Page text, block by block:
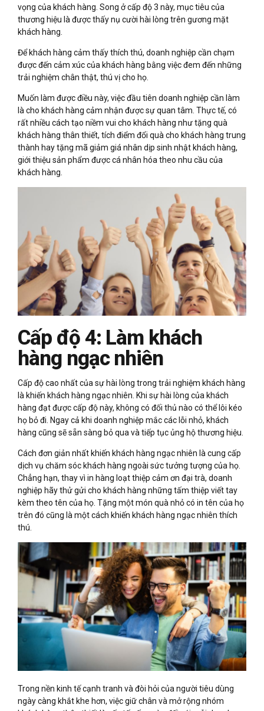
vọng của khách hàng. Song ở cấp độ 3 này, mục tiêu của
thương hiệu là được thấy nụ cười hài lòng trên gương mặt
khách hàng.
Để khách hàng cảm thấy thích thú, doanh nghiệp cần chạm
được đến cảm xúc của khách hàng bằng việc đem đến những
trải nghiệm chân thật, thú vị cho họ.
Muốn làm được điều này, việc đầu tiên doanh nghiệp cần làm
là cho khách hàng cảm nhận được sự quan tâm. Thực tế, có
rất nhiều cách tạo niềm vui cho khách hàng như tặng quà
khách hàng thân thiết, tích điểm đổi quà cho khách hàng trung
thành hay tặng mã giảm giá nhân dịp sinh nhật khách hàng,
giới thiệu sản phẩm được cá nhân hóa theo nhu cầu của
khách hàng.
Cấp độ 4: Làm khách
hàng ngạc nhiên
Cấp độ cao nhất của sự hài lòng trong trải nghiệm khách hàng
là khiến khách hàng ngạc nhiên. Khi sự hài lòng của khách
hàng đạt được cấp độ này, không có đối thủ nào có thể lôi kéo
họ bỏ đi. Ngay cả khi doanh nghiệp mắc các lỗi nhỏ, khách
hàng cũng sẽ sẵn sàng bỏ qua và tiếp tục ủng hộ thương hiệu.
Cách đơn giản nhất khiến khách hàng ngạc nhiên là cung cấp
dịch vụ chăm sóc khách hàng ngoài sức tưởng tượng của họ.
Chẳng hạn, thay vì in hàng loạt thiệp cảm ơn đại trà, doanh
nghiệp hãy thử gửi cho khách hàng những tấm thiệp viết tay
kèm theo tên của họ. Tặng một món quà nhỏ có in tên của họ
trên đó cũng là một cách khiến khách hàng ngạc nhiên thích
thú.
Trong nền kinh tế cạnh tranh và đòi hỏi của người tiêu dùng
ngày càng khắt khe hơn, việc giữ chân và mở rộng nhóm